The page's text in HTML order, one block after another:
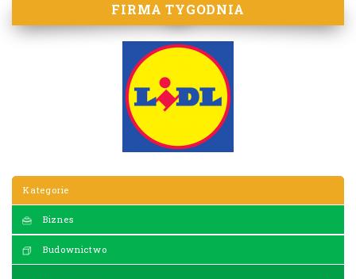
FIRMA TYGODNIA
Kategorie
Biznes
Budownictwo